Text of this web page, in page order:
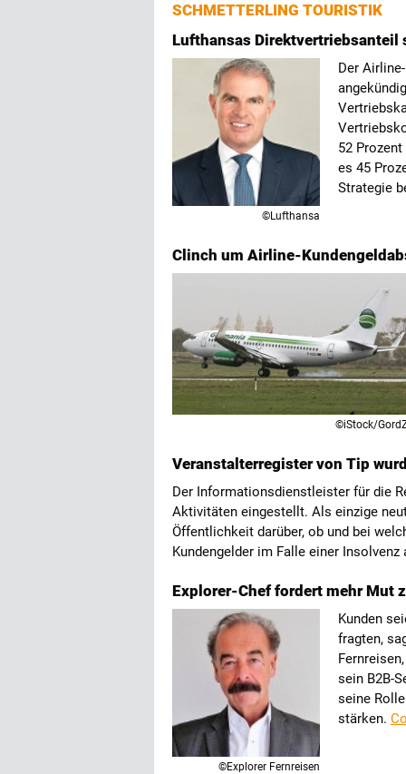
SCHMETTERLING TOURISTIK
Lufthansas Direktvertriebsanteil
©Lufthansa
Der
52
es 45
Strategie
Clinch um Airline-
©iStock/
Veranstalterregister von Tip
Der Informationsdienstleister für die
Aktivitäten eingestellt. Als einzige
Öffentlichkeit darüber, ob und bei
Kundengelder im Falle einer
Explorer-Chef fordert mehr Mut
©Explorer Fernreisen
Kunden
fragten,
sein B2B-
seine
stärken.